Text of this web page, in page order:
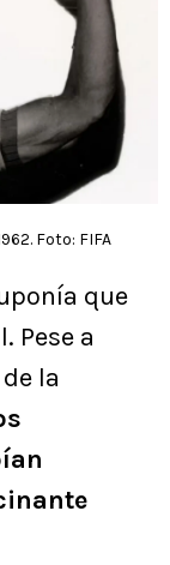
Foto: FIFA
que
Pese a
la